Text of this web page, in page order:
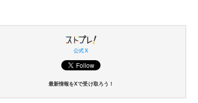
公式 X
最新情報をXで受け取ろう！